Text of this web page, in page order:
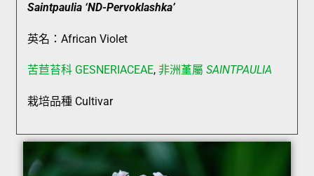
Saintpaulia ‘ND-Pervoklashka’
英名：African Violet
苦苣苔科 GESNERIACEAE, 非洲堇屬 SAINTPAULIA
栽培品種 Cultivar